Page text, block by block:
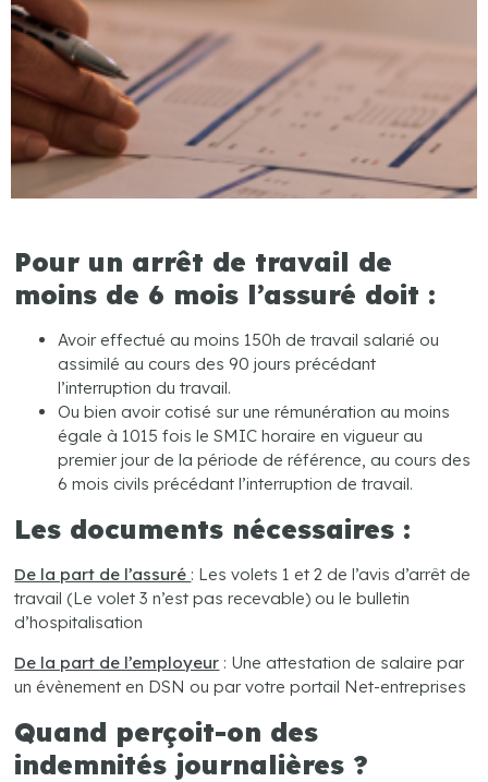
Pour un arrêt de travail de
moins de 6 mois l’assuré doit :
Avoir effectué au moins 150h de travail salarié ou
assimilé au cours des 90 jours précédant
l’interruption du travail.
Ou bien avoir cotisé sur une rémunération au moins
égale à 1015 fois le SMIC horaire en vigueur au
premier jour de la période de référence, au cours des
6 mois civils précédant l’interruption de travail.
Les documents nécessaires :
De la part de l’assuré : Les volets 1 et 2 de l’avis d’arrêt de
travail (Le volet 3 n’est pas recevable) ou le bulletin
d’hospitalisation
De la part de l’employeur : Une attestation de salaire par
un évènement en DSN ou par votre portail Net-entreprises
Quand perçoit-on des
indemnités journalières ?